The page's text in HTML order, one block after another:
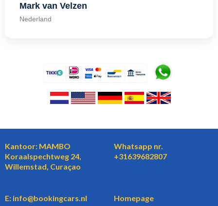
Mark van Velzen
Nederland
Kantoor: MAMBO
Koraalspechtweg 24,
Willemstad, Curaçao
Whatsapp nr.
+31639682807
E: info@bookingcars.nl Homepage